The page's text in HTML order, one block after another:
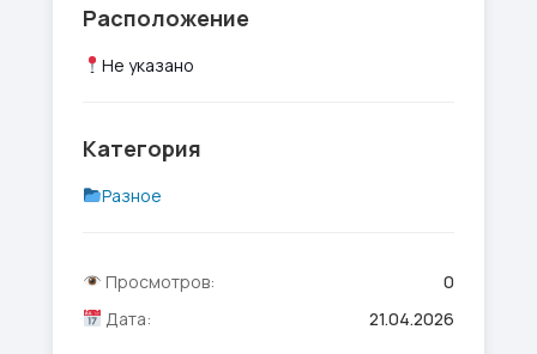
Расположение
Не указано
Категория
Разное
Просмотров:
0
Дата:
21.04.2026